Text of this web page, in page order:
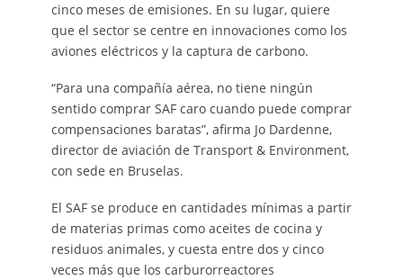
cinco meses de emisiones. En su lugar, quiere
que el sector se centre en innovaciones como los
aviones eléctricos y la captura de carbono.
“Para una compañía aérea, no tiene ningún
sentido comprar SAF caro cuando puede comprar
compensaciones baratas”, afirma Jo Dardenne,
director de aviación de Transport & Environment,
con sede en Bruselas.
El SAF se produce en cantidades mínimas a partir
de materias primas como aceites de cocina y
residuos animales, y cuesta entre dos y cinco
veces más que los carburorreactores